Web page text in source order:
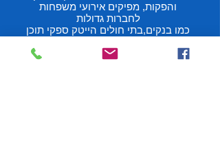
והפקות, מפיקים אירועי משפחות
לחברות גדולות
כמו בנקים,בתי חולים הייטק ספקי תוכן
מתחמי האירוע כולו.